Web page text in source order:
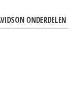
ONDERDELEN